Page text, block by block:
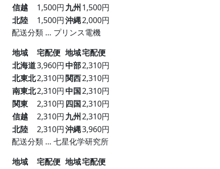
信越
1,500円九州 1,500円
北陸
1,500円沖縄2,000円
配送分類 … プリンス電機
地域
宅配便 地域宅配便
北海道3,960円中部2,310円
北東北2,310円関西2,310円
南東北2,310円中国2,310円
関東
2,310円 四国2,310円
信越
2,310円九州2,310円
北陸
2,310円沖縄3,960円
配送分類 … 七星化学研究所
地域
宅配便 地域宅配便